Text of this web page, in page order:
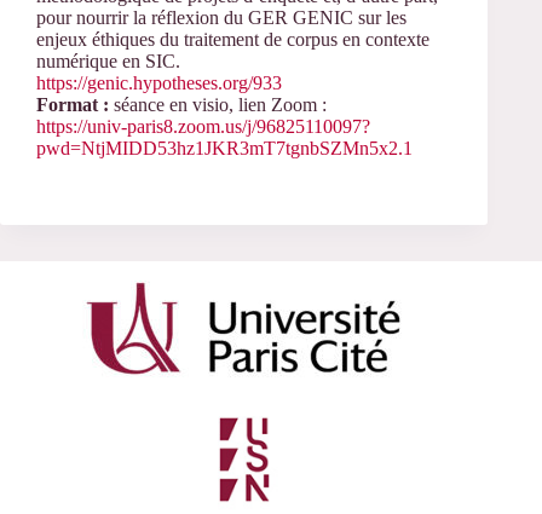
pour nourrir la réflexion du GER GENIC sur les
enjeux éthiques du traitement de corpus en contexte
numérique en SIC.
https://genic.hypotheses.org/933
Format : séance en visio, lien Zoom :
https://univ-paris8.zoom.us/j/96825110097?
pwd=NtjMIDD53hz1JKR3mT7tgnbSZMn5x2.1